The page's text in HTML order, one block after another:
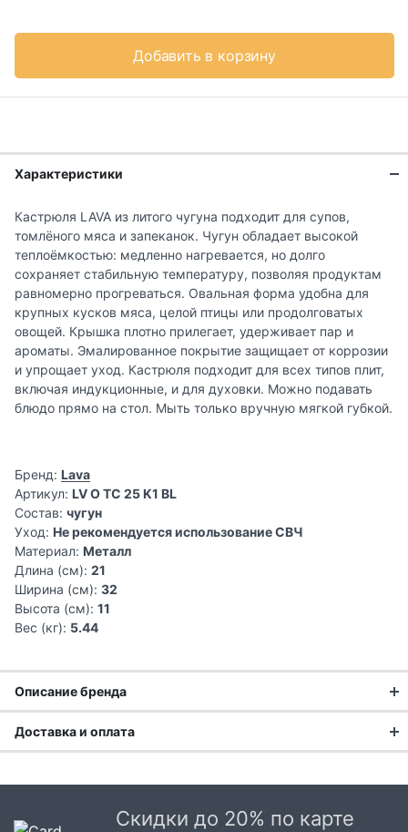
Добавить в корзину
Характеристики
Кастрюля LAVA из литого чугуна подходит для супов,
томлёного мяса и запеканок. Чугун обладает высокой
теплоёмкостью: медленно нагревается, но долго
сохраняет стабильную температуру, позволяя продуктам
равномерно прогреваться. Овальная форма удобна для
крупных кусков мяса, целой птицы или продолговатых
овощей. Крышка плотно прилегает, удерживает пар и
ароматы. Эмалированное покрытие защищает от коррозии
и упрощает уход. Кастрюля подходит для всех типов плит,
включая индукционные, и для духовки. Можно подавать
блюдо прямо на стол. Мыть только вручную мягкой губкой.
Бренд: Lava
Артикул: LV O TC 25 K1 BL
Состав: чугун
Уход: Не рекомендуется использование СВЧ
Материал: Металл
Длина (см): 21
Ширина (см): 32
Высота (см): 11
Вес (кг): 5.44
Описание бренда
Доставка и оплата
Доставка в Москве и области
Скидки до 20% по карте